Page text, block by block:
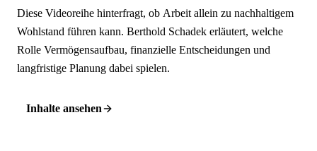
Diese Videoreihe hinterfragt, ob Arbeit allein zu nachhaltigem
Wohlstand führen kann. Berthold Schadek erläutert, welche
Rolle Vermögensaufbau, finanzielle Entscheidungen und
langfristige Planung dabei spielen.
Inhalte ansehen